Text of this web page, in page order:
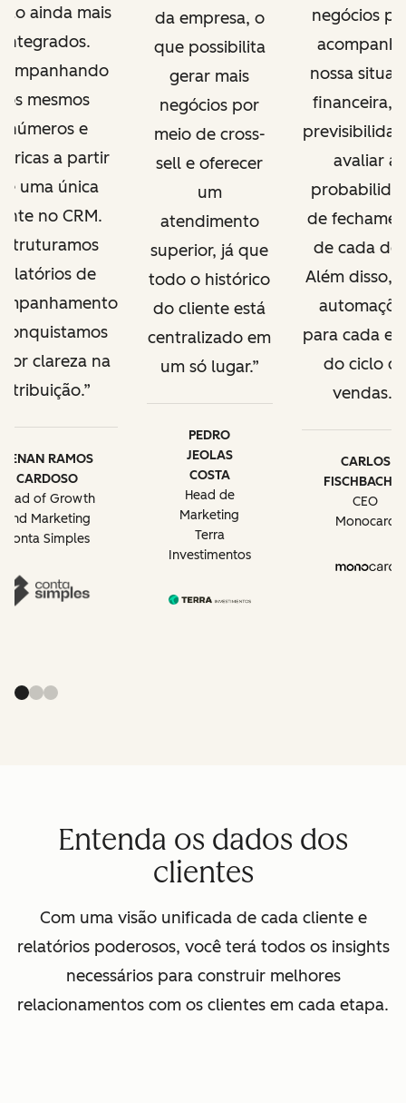
ainda mais
integrados.
os mesmos
números e
a partir
uma única
no CRM.
de
clareza na
atribuição.
RENAN RAMOS
CARDOSO
Head of Growth
and Marketing
Conta Simples
da empresa, o
que possibilita
gerar mais
negócios por
meio de cross-
sell e oferecer
um
atendimento
superior, já que
todo o histórico
do cliente está
centralizado em
um só lugar.
PEDRO
JEOLAS
COSTA
Head de
Marketing
Terra
Investimentos
negócios
nossa
financeira,
avaliar a
de
de cada
Além disso,
para cada
do ciclo
vendas.
CARLOS
CEO
Monocard
Entenda os dados dos
clientes
Com uma visão unificada de cada cliente e
relatórios poderosos, você terá todos os insights
necessários para construir melhores
relacionamentos com os clientes em cada etapa.